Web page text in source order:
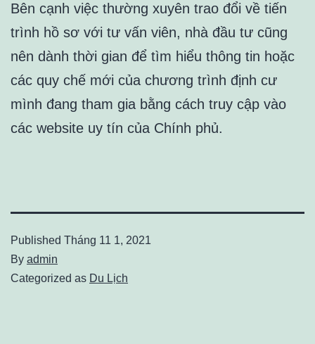
Bên cạnh việc thường xuyên trao đổi về tiến
trình hồ sơ với tư vấn viên, nhà đầu tư cũng
nên dành thời gian để tìm hiểu thông tin hoặc
các quy chế mới của chương trình định cư
mình đang tham gia bằng cách truy cập vào
các website uy tín của Chính phủ.
Published Tháng 11 1, 2021
By admin
Categorized as Du Lịch